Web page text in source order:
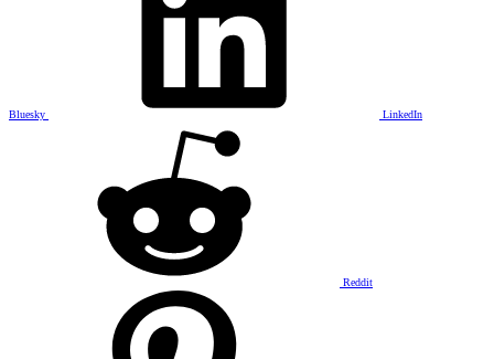
Bluesky LinkedIn
Reddit